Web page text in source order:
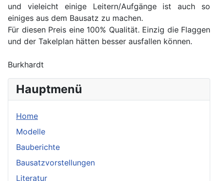
Hauptmenü
Home
Modelle
Bauberichte
Bausatzvorstellungen
Literatur
und vieleicht einige Leitern/Aufgänge ist auch so
einiges aus dem Bausatz zu machen.
Für diesen Preis eine 100% Qualität. Einzig die Flaggen
und der Takelplan hätten besser ausfallen können.
Burkhardt